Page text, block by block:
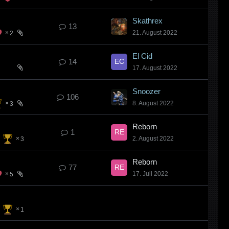
2
13
Skathrex
21. August 2022
14
El Cid
17. August 2022
3
106
Snoozer
8. August 2022
3
1
Reborn
2. August 2022
5
77
Reborn
17. Juli 2022
1